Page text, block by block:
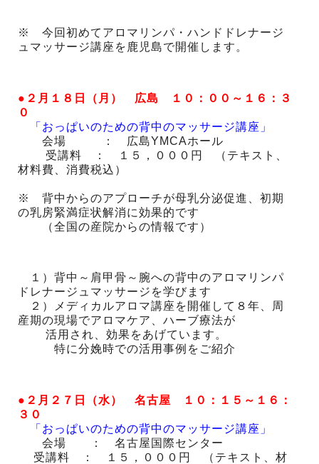
※ 今回初めてアロマリンパ・ハンドドレナージ
ュマッサージ講座を鹿児島で開催します。
●２月１８日（月） 広島 １０：００～１６：３
０
「おっぱいのための背中のマッサージ講座」
会場 ： 広島YMCAホール
受講料 ： １５，０００円 （テキスト、
材料費、消費税込）
※ 背中からのアプローチが母乳分泌促進、初期
の乳房緊満症状解消に効果的です
（全国の産院からの情報です）
１）背中～肩甲骨～腕への背中のアロマリンパ
ドレナージュマッサージを学びます
２）メディカルアロマ講座を開催して８年、周
産期の現場でアロマケア、ハーブ療法が
活用され、効果をあげています。
特に分娩時での活用事例をご紹介
●２月２７日（水） 名古屋 １０：１５～１６：
３０
「おっぱいのための背中のマッサージ講座」
会場 ： 名古屋国際センター
受講料 ： １５，０００円 （テキスト、材